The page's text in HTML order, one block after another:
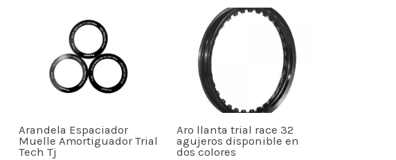
Arandela Espaciador
Muelle Amortiguador Trial
Tech Tj
Aro llanta trial race 32
agujeros disponible en
dos colores